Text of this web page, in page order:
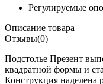
Регулируемые
Описание товара
Отзывы(0)
Подстолье Презент
квадратной формы и
Конструкция наделена